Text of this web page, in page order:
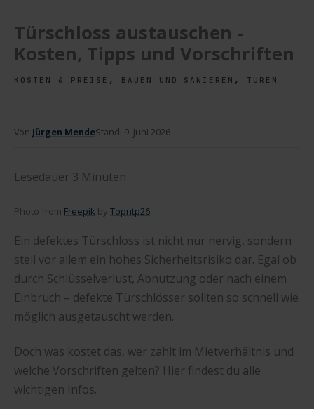
Türschloss austauschen -
Kosten, Tipps und Vorschriften
KOSTEN & PREISE , BAUEN UND SANIEREN , TÜREN
Von Jürgen MendeStand: 9. Juni 2026
Lesedauer 3 Minuten
Photo from Freepik by Topntp26
Ein defektes Türschloss ist nicht nur nervig, sondern
stell vor allem ein hohes Sicherheitsrisiko dar. Egal ob
durch Schlüsselverlust, Abnutzung oder nach einem
Einbruch – defekte Türschlösser sollten so schnell wie
möglich ausgetauscht werden.
Doch was kostet das, wer zahlt im Mietverhältnis und
welche Vorschriften gelten? Hier findest du alle
wichtigen Infos.